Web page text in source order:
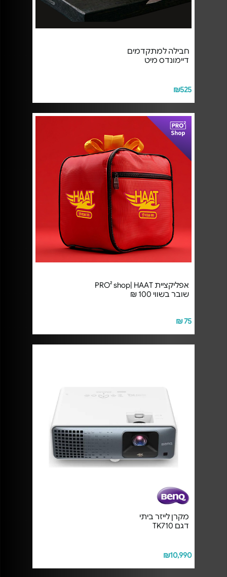
חבילה למתקדמים
דיימונדס מיט
₪525
אפליקציית PRO² shop| HAAT
שובר בשווי 100 ₪
75 ₪
מקרן לייזר ביתי
דגם TK710
₪10,990